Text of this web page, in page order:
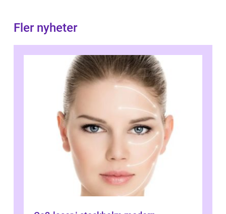
Fler nyheter